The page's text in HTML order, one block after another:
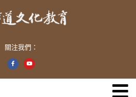
關注我們：